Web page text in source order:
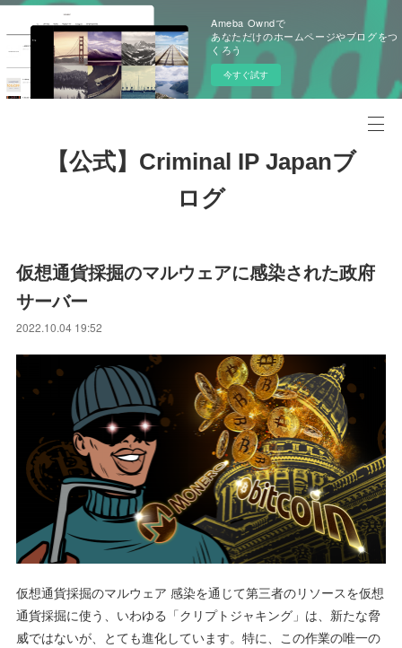
Ameba Owndで
あなただけのホームページやブログをつ
くろう
今すぐ試す
【公式】Criminal IP Japanブ
ログ
仮想通貨採掘のマルウェアに感染された政府
サーバー
2022.10.04 19:52
仮想通貨採掘のマルウェア 感染を通じて第三者のリソースを仮想
通貨採掘に使う、いわゆる「クリプトジャキング」は、新たな脅
威ではないが、とても進化しています。特に、この作業の唯一の